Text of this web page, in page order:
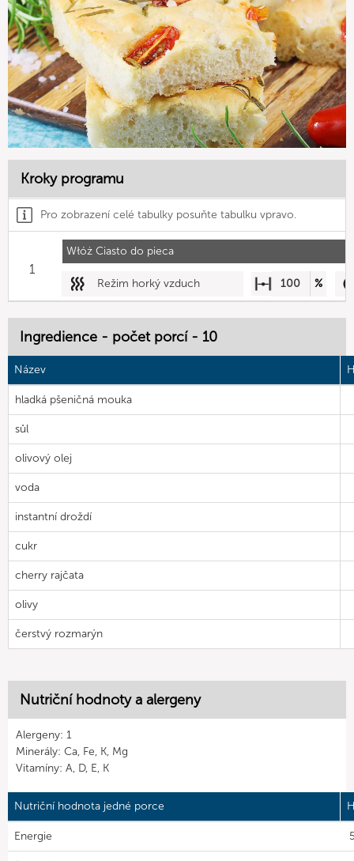
Kroky programu
Pro zobrazení celé tabulky posuňte tabulku vpravo.
Włóż Ciasto do pieca
1
Režim horký vzduch 100 %
Ingredience - počet porcí - 10
Název
hladká pšeničná mouka
sůl
olivový olej
voda
instantní droždí
cukr
cherry rajčata
olivy
čerstvý rozmarýn
Nutriční hodnoty a alergeny
Alergeny: 1
Minerály: Ca, Fe, K, Mg
Vitamíny: A, D, E, K
Nutriční hodnota jedné porce
Energie